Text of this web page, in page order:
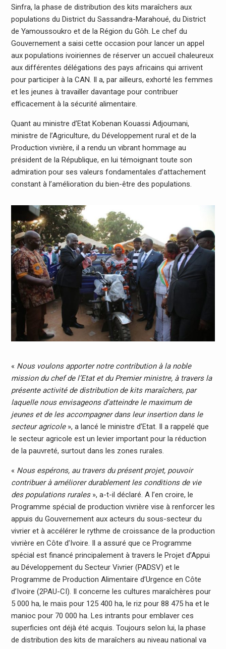
Sinfra, la phase de distribution des kits maraîchers aux
populations du District du Sassandra-Marahoué, du District
de Yamoussoukro et de la Région du Gôh. Le chef du
Gouvernement a saisi cette occasion pour lancer un appel
aux populations ivoiriennes de réserver un accueil chaleureux
aux différentes délégations des pays africains qui arrivent
pour participer à la CAN. Il a, par ailleurs, exhorté les femmes
et les jeunes à travailler davantage pour contribuer
efficacement à la sécurité alimentaire.
Quant au ministre d’Etat Kobenan Kouassi Adjoumani,
ministre de l’Agriculture, du Développement rural et de la
Production vivrière, il a rendu un vibrant hommage au
président de la République, en lui témoignant toute son
admiration pour ses valeurs fondamentales d’attachement
constant à l’amélioration du bien-être des populations.
« Nous voulons apporter notre contribution à la noble
mission du chef de l’Etat et du Premier ministre, à travers la
présente activité de distribution de kits maraîchers, par
laquelle nous envisageons d’atteindre le maximum de
jeunes et de les accompagner dans leur insertion dans le
secteur agricole», a lancé le ministre d’Etat. Il a rappelé que
le secteur agricole est un levier important pour la réduction
de la pauvreté, surtout dans les zones rurales.
« Nous espérons, au travers du présent projet, pouvoir
contribuer à améliorer durablement les conditions de vie
des populations rurales», a-t-il déclaré. A l’en croire, le
Programme spécial de production vivrière vise à renforcer les
appuis du Gouvernement aux acteurs du sous-secteur du
vivrier et à accélérer le rythme de croissance de la production
vivrière en Côte d’Ivoire. Il a assuré que ce Programme
spécial est financé principalement à travers le Projet d’Appui
au Développement du Secteur Vivrier (PADSV) et le
Programme de Production Alimentaire d’Urgence en Côte
d’Ivoire (2PAU-CI). Il concerne les cultures maraîchères pour
5 000 ha, le maïs pour 125 400 ha, le riz pour 88 475 ha et le
manioc pour 70 000 ha. Les intrants pour emblaver ces
superficies ont déjà été acquis. Toujours selon lui, la phase
de distribution des kits de maraîchers au niveau national va